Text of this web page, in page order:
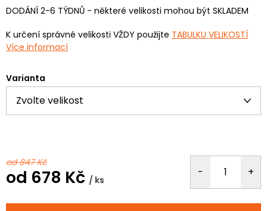
DODÁNÍ 2-6 TÝDNŮ - některé velikosti mohou být SKLADEM
K určení správné velikosti VŽDY použijte TABULKU VELIKOSTÍ
Více informací
Varianta
od 847 Kč
od 678 Kč / ks
cena: